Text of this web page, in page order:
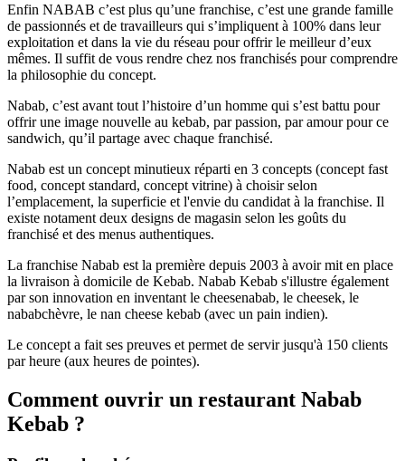
Enfin NABAB c’est plus qu’une franchise, c’est une grande famille
de passionnés et de travailleurs qui s’impliquent à 100% dans leur
exploitation et dans la vie du réseau pour offrir le meilleur d’eux
mêmes. Il suffit de vous rendre chez nos franchisés pour comprendre
la philosophie du concept.
Nabab, c’est avant tout l’histoire d’un homme qui s’est battu pour
offrir une image nouvelle au kebab, par passion, par amour pour ce
sandwich, qu’il partage avec chaque franchisé.
Nabab est un concept minutieux réparti en 3 concepts (concept fast
food, concept standard, concept vitrine) à choisir selon
l’emplacement, la superficie et l'envie du candidat à la franchise. Il
existe notament deux designs de magasin selon les goûts du
franchisé et des menus authentiques.
La franchise Nabab est la première depuis 2003 à avoir mit en place
la livraison à domicile de Kebab. Nabab Kebab s'illustre également
par son innovation en inventant le cheesenabab, le cheesek, le
nababchèvre, le nan cheese kebab (avec un pain indien).
Le concept a fait ses preuves et permet de servir jusqu'à 150 clients
par heure (aux heures de pointes).
Comment ouvrir un restaurant Nabab
Kebab ?